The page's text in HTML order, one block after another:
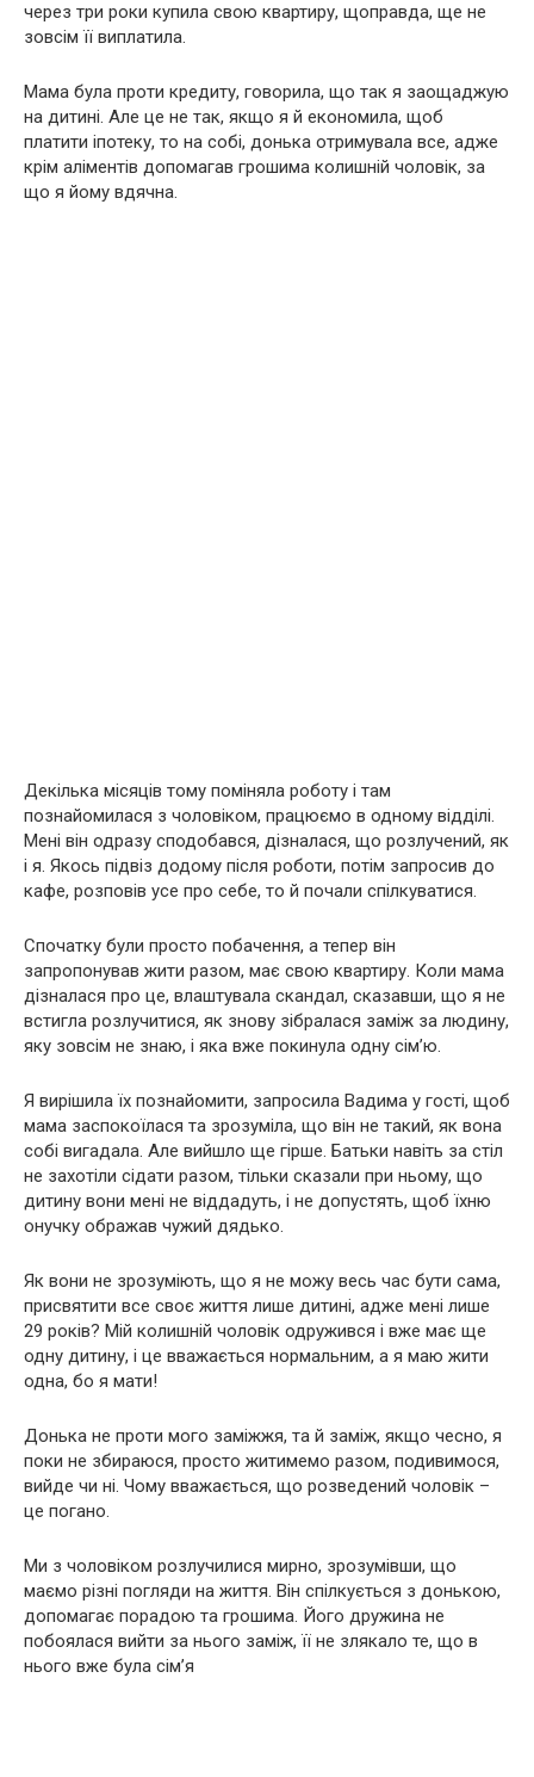
через три роки купила свою квартиру, щоправда, ще не
зовсім її виплатила.
Мама була проти кредиту, говорила, що так я заощаджую
на дитині. Але це не так, якщо я й економила, щоб
платити іпотеку, то на собі, донька отримувала все, адже
крім аліментів допомагав грошима колишній чоловік, за
що я йому вдячна.
Декілька місяців тому поміняла роботу і там
познайомилася з чоловіком, працюємо в одному відділі.
Мені він одразу сподобався, дізналася, що розлучений, як
і я. Якось підвіз додому після роботи, потім запросив до
кафе, розповів усе про себе, то й почали спілкуватися.
Спочатку були просто побачення, а тепер він
запропонував жити разом, має свою квартиру. Коли мама
дізналася про це, влаштувала скандал, сказавши, що я не
встигла розлучитися, як знову зібралася заміж за людину,
яку зовсім не знаю, і яка вже покинула одну сім’ю.
Я вирішила їх познайомити, запросила Вадима у гості, щоб
мама заспокоїлася та зрозуміла, що він не такий, як вона
собі вигадала. Але вийшло ще гірше. Батьки навіть за стіл
не захотіли сідати разом, тільки сказали при ньому, що
дитину вони мені не віддадуть, і не допустять, щоб їхню
онучку ображав чужий дядько.
Як вони не зрозуміють, що я не можу весь час бути сама,
присвятити все своє життя лише дитині, адже мені лише
29 років? Мій колишній чоловік одружився і вже має ще
одну дитину, і це вважається нормальним, а я маю жити
одна, бо я мати!
Донька не проти мого заміжжя, та й заміж, якщо чесно, я
поки не збираюся, просто житимемо разом, подивимося,
вийде чи ні. Чому вважається, що розведений чоловік –
це погано.
Ми з чоловіком розлучилися мирно, зрозумівши, що
маємо різні погляди на життя. Він спілкується з донькою,
допомагає порадою та грошима. Його дружина не
побоялася вийти за нього заміж, її не злякало те, що в
нього вже була сім’я